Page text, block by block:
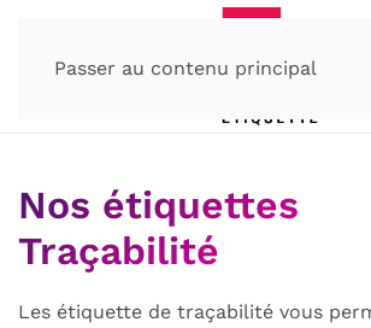
Passer au contenu principal
Nos étiquettes
Traçabilité
Les étiquette de traçabilité vous